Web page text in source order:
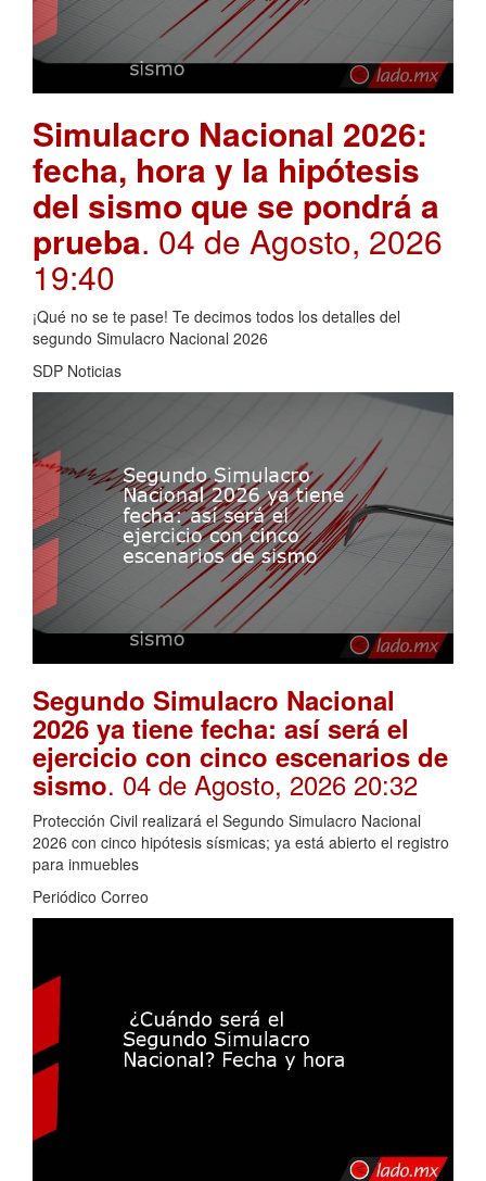
Simulacro Nacional 2026:
fecha, hora y la hipótesis
del sismo que se pondrá a
prueba. 04 de Agosto, 2026
19:40
¡Qué no se te pase! Te decimos todos los detalles del
segundo Simulacro Nacional 2026
SDP Noticias
Segundo Simulacro Nacional
2026 ya tiene fecha: así será el
ejercicio con cinco escenarios de
sismo. 04 de Agosto, 2026 20:32
Protección Civil realizará el Segundo Simulacro Nacional
2026 con cinco hipótesis sísmicas; ya está abierto el registro
para inmuebles
Periódico Correo